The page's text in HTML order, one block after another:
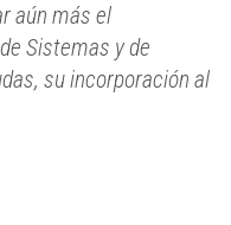
aún más el
Sistemas y de
su incorporación al